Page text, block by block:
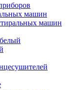
машин
машин